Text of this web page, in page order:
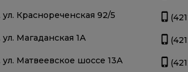
ул. Краснореченская 92/5
ул. Магаданская 1А
ул. Матвеевское шоссе 13А